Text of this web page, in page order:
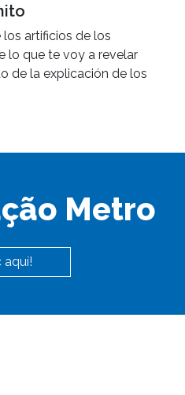
los artificios de los
lo que te voy a revelar
de la explicación de los
Metro
aquí!